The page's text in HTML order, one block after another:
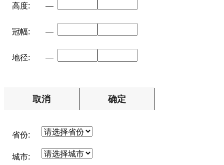
高度: —
冠幅: —
地径: —
取消 确定
省份:
城市: